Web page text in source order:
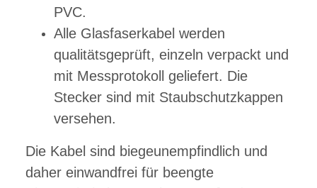
PVC.
Alle Glasfaserkabel werden
qualitätsgeprüft, einzeln verpackt und
mit Messprotokoll geliefert. Die
Stecker sind mit Staubschutzkappen
versehen.
Die Kabel sind biegeunempfindlich und
daher einwandfrei für beengte